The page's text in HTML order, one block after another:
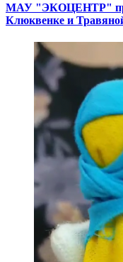
МАУ "ЭКОЦЕНТР"
Клюквенке и